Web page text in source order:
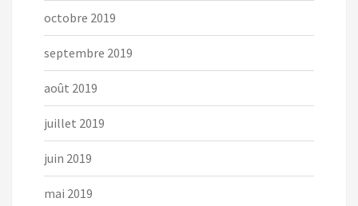
octobre 2019
septembre 2019
août 2019
juillet 2019
juin 2019
mai 2019